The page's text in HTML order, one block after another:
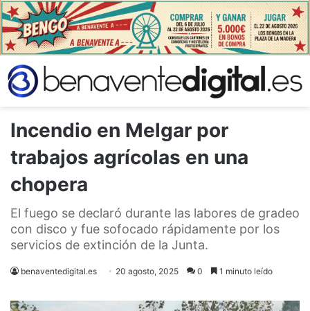
Incendio en Melgar por
trabajos agrícolas en una
chopera
El fuego se declaró durante las labores de gradeo
con disco y fue sofocado rápidamente por los
servicios de extinción de la Junta.
benaventedigital.es 20 agosto, 2025 0 1 minuto leído